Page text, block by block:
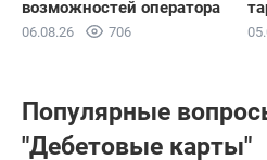
возможностей оператора
06.08.26 706
Популярные
"Дебетовые карты"